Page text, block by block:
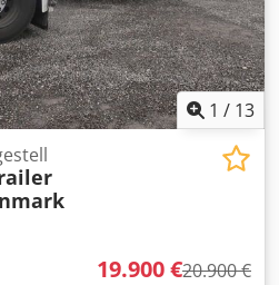
1 / 13
19.900 €20.900 €